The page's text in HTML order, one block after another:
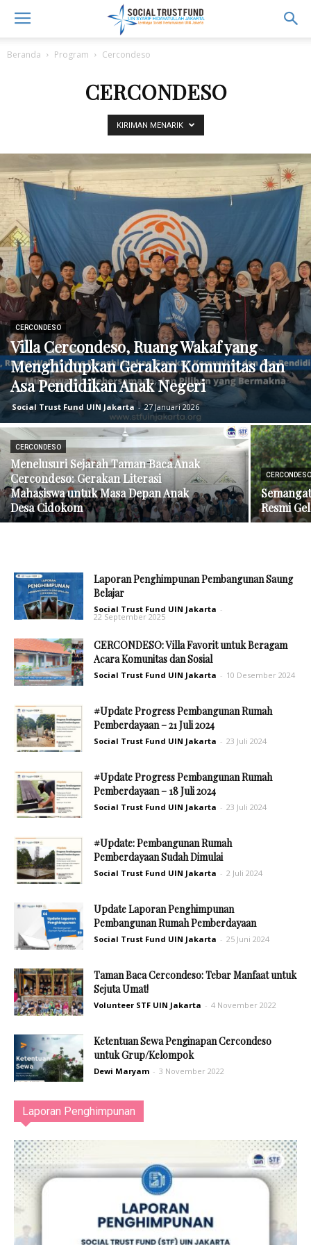
Beranda Program Cercondeso
CERCONDESO
KIRIMAN MENARIK
CERCONDESO
Villa Cercondeso, Ruang Wakaf yang
Menghidupkan Gerakan Komunitas dan
Asa Pendidikan Anak Negeri
Social Trust Fund UIN Jakarta - 27 Januari 2026
CERCONDESO
Menelusuri Sejarah Taman Baca Anak
Cercondeso: Gerakan Literasi
Mahasiswa untuk Masa Depan Anak
Desa Cidokom
Resmi
Laporan Penghimpunan Pembangunan Saung
Belajar
Social Trust Fund UIN Jakarta -
22 September 2025
CERCONDESO: Villa Favorit untuk Beragam
Acara Komunitas dan Sosial
Social Trust Fund UIN Jakarta - 10 Desember 2024
#Update Progress Pembangunan Rumah
Pemberdayaan – 21 Juli 2024
Social Trust Fund UIN Jakarta - 23 Juli 2024
#Update Progress Pembangunan Rumah
Pemberdayaan – 18 Juli 2024
Social Trust Fund UIN Jakarta - 23 Juli 2024
#Update: Pembangunan Rumah
Pemberdayaan Sudah Dimulai
Social Trust Fund UIN Jakarta - 2 Juli 2024
Update Laporan Penghimpunan
Pembangunan Rumah Pemberdayaan
Social Trust Fund UIN Jakarta - 25 Juni 2024
Taman Baca Cercondeso: Tebar Manfaat untuk
Sejuta Umat!
Volunteer STF UIN Jakarta - 4 November 2022
Ketentuan Sewa Penginapan Cercondeso
untuk Grup/Kelompok
Dewi Maryam - 3 November 2022
Laporan Penghimpunan